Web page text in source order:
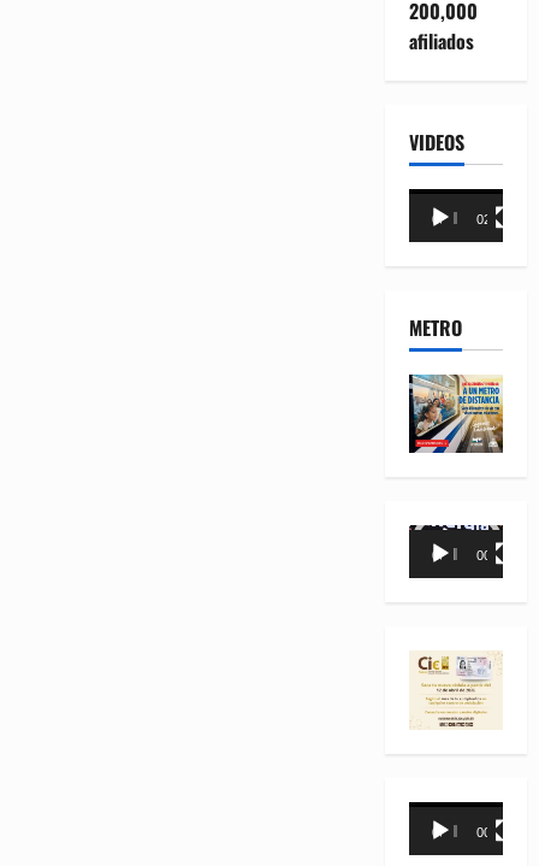
200,000
afiliados
VIDEOS
Reproductor
00:00 02:18
METRO
Reproductor
00:00 00:35
Reproductor
00:00 00:31